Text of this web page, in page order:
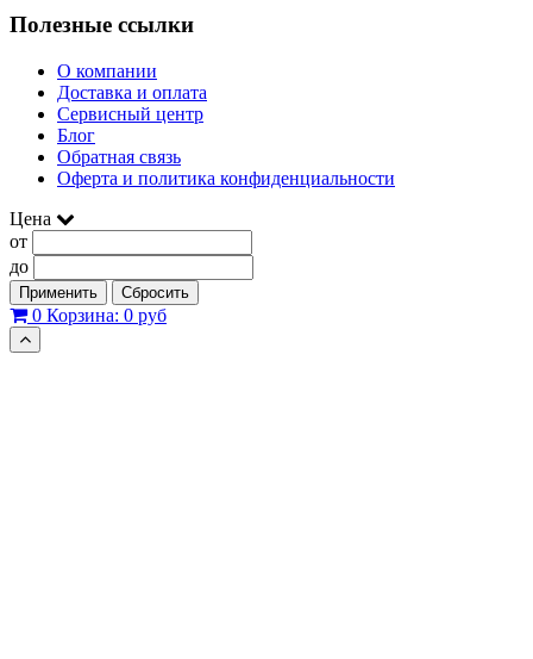
Полезные ссылки
О компании
Доставка и оплата
Сервисный центр
Блог
Обратная связь
Оферта и политика конфиденциальности
Цена
от
до
Применить Сбросить
0 Корзина: 0 руб